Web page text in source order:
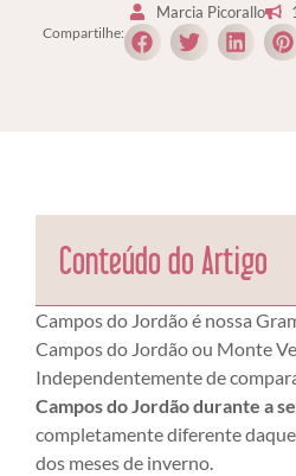
Marcia Picorallo
Compartilhe:
Conteúdo do Artigo
Campos do Jordão é nossa
Campos do Jordão ou Monte
Independentemente de
Campos do Jordão durante a
completamente diferente
dos meses de inverno.